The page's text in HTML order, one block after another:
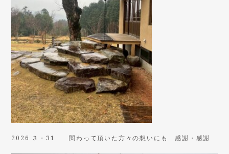
2026 ３・31 関わって頂いた方々の想いにも 感謝・感謝